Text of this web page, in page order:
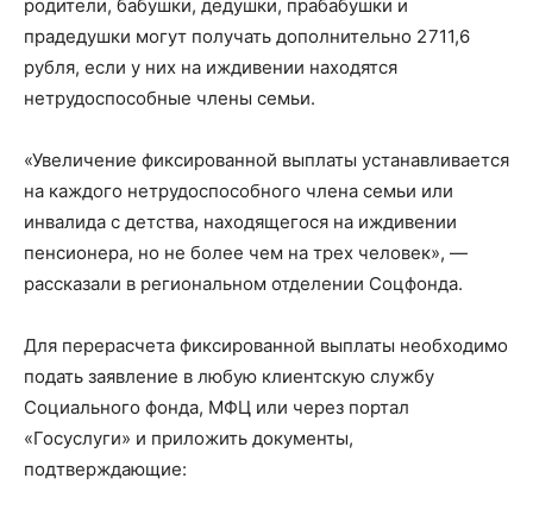
родители, бабушки, дедушки, прабабушки и
прадедушки могут получать дополнительно 2 711,6
рубля, если у них на иждивении находятся
нетрудоспособные члены семьи.
«Увеличение фиксированной выплаты устанавливается
на каждого нетрудоспособного члена семьи или
инвалида с детства, находящегося на иждивении
пенсионера, но не более чем на трех человек», —
рассказали в региональном отделении Соцфонда.
Для перерасчета фиксированной выплаты необходимо
подать заявление в любую клиентскую службу
Социального фонда, МФЦ или через портал
«Госуслуги» и приложить документы,
подтверждающие: